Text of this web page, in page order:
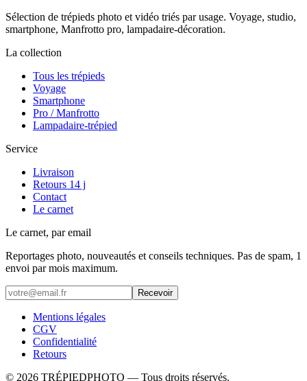
Sélection de trépieds photo et vidéo triés par usage. Voyage, studio,
smartphone, Manfrotto pro, lampadaire-décoration.
La collection
Tous les trépieds
Voyage
Smartphone
Pro / Manfrotto
Lampadaire-trépied
Service
Livraison
Retours 14 j
Contact
Le carnet
Le carnet, par email
Reportages photo, nouveautés et conseils techniques. Pas de spam, 1
envoi par mois maximum.
Recevoir
Mentions légales
CGV
Confidentialité
Retours
© 2026 TRÉPIEDPHOTO — Tous droits réservés.